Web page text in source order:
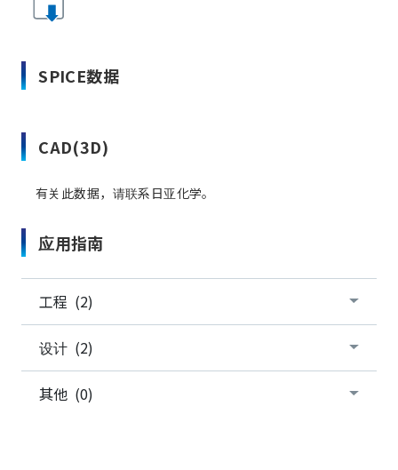
SPICE数据
CAD(3D)
有关此数据，请联系日亚化学。
应用指南
工程 (2)
设计 (2)
其他 (0)